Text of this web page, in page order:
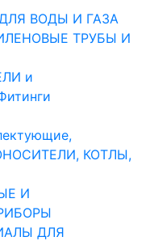
ВОДЫ И ГАЗА
ТРУБЫ И
и
КОТЛЫ,
И
ДЛЯ